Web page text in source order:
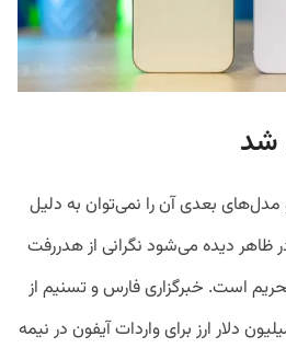
شد
واردات آیفون ۱۴ و مدل‌های بعدی آن را نمی‌توان به دلیل
دیده می‌شود نگرانی از هدررفت
است. خبرگزاری فارس و تسنیم از
یک میلیارد و ۹۰۰ میلیون دلار ارز برای واردات آیفون در نیمه